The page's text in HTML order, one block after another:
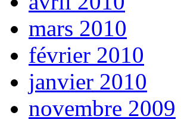
mars 2010
février 2010
janvier 2010
novembre 2009